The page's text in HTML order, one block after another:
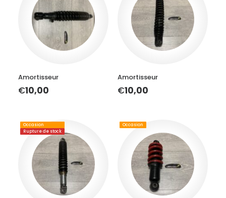
Amortisseur
€10,00
Amortisseur
€10,00
Occasion
Rupture de stock
Occasion